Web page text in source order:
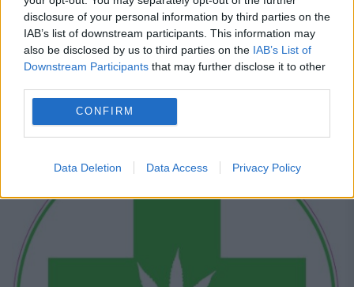
disclosure of your personal information by third parties on the
IAB’s list of downstream participants. This information may
also be disclosed by us to third parties on the IAB’s List of
Downstream Participants that may further disclose it to other
CONFIRM
Data Deletion Data Access Privacy Policy
derivatelor acestuia în scopuri medicale.
Astfel, este înfiinţată o Agenţie care să
autorizeze creşterea şi vânzarea
canabisului şi...
CITESTE STIREA